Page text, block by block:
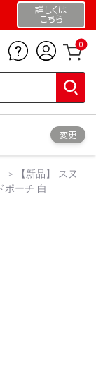
詳しくは
こちら
0
変更
【新品】 スヌ
ポーチ 白